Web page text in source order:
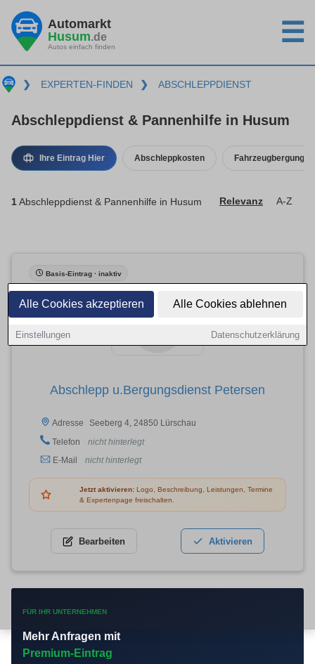
Alle Cookies akzeptieren Alle Cookies ablehnen
Einstellungen Datenschutzerklärung
Automarkt
Husum.de
Autos einfach finden ☰
❯ EXPERTEN-FINDEN ❯ ABSCHLEPPDIENST
Abschleppdienst & Pannenhilfe in Husum
Ihre Eintrag Hier Abschleppkosten Fahrzeugbergung
1Abschleppdienst & Pannenhilfe in Husum Relevanz A-Z
Basis-Eintrag · inaktiv
Abschlepp u.Bergungsdienst Petersen
Adresse
Seeberg 4, 24850 Lürschau
Telefon
nicht hinterlegt
E-Mail
nicht hinterlegt
Jetzt aktivieren: Logo, Beschreibung, Leistungen, Termine
& Expertenpage freischalten.
Bearbeiten Aktivieren
FÜR IHR UNTERNEHMEN
Mehr Anfragen mit
Premium-Eintrag